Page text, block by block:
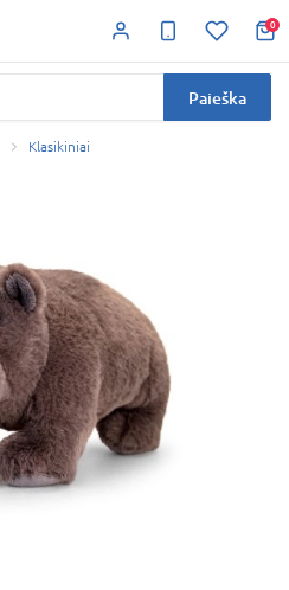
0
Paieška
Klasikiniai